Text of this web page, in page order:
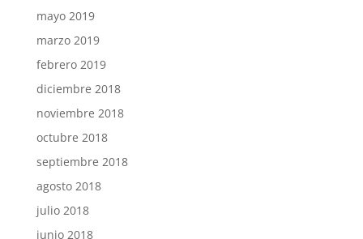
mayo 2019
marzo 2019
febrero 2019
diciembre 2018
noviembre 2018
octubre 2018
septiembre 2018
agosto 2018
julio 2018
junio 2018